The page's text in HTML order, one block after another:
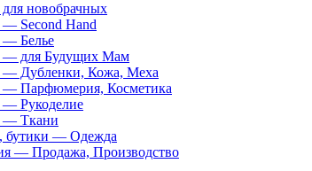
новобрачных
Second Hand
Белье
— для Будущих Мам
— Дубленки, Кожа, Меха
Парфюмерия, Косметика
Рукоделие
— Ткани
бутики — Одежда
— Продажа, Производство